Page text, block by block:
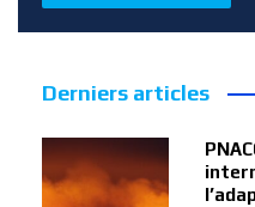
Derniers articles